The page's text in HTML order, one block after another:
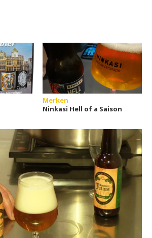
Merken
Ninkasi Hell of a Saison